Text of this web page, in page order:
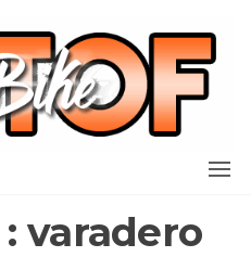
:varadero